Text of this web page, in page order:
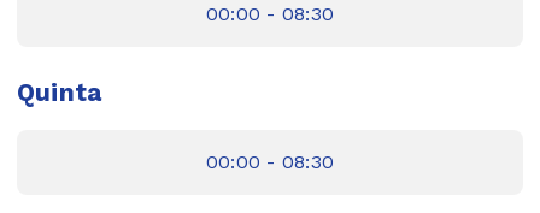
00:00 - 08:30
Quinta
00:00 - 08:30